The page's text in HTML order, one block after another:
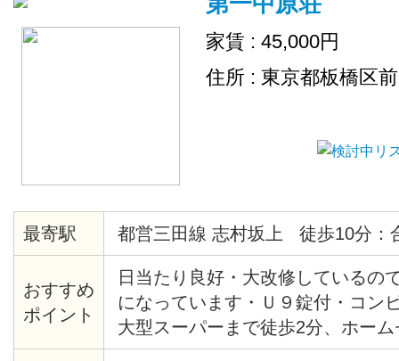
家賃 : 45,000円
住所 : 東京都板橋区
最寄駅 都営三田線 志村坂上 徒歩10分：
おすすめ
ポイント
日当たり良好・大改修しているの
になっています・Ｕ９錠付・コン
大型スーパーまで徒歩2分、ホー
4分・生活便利・管理人は隣に住